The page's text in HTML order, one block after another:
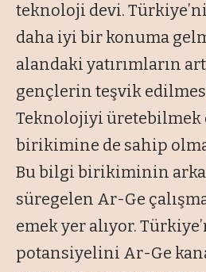
teknoloji devi.
daha iyi bir konuma
alandaki yatırımların
gençlerin teşvik
Teknolojiyi
birikimine de sahip
Bu bilgi birikiminin
süregelen Ar-Ge
emek yer alıyor.
potansiyelini Ar-Ge